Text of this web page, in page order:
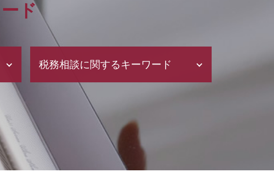
ド
税務相談に関するキーワード
法人税 申告期限
所得税 種類
青色申告と白色申告 違い
税務代理権限証書 とは
白色申告 メリット